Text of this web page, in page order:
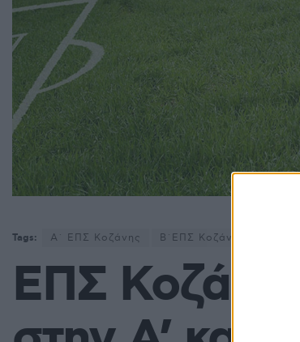
Tags: Α΄ ΕΠΣ Κοζάνης Β΄ΕΠΣ Κοζάνης ΕΠΣ
ΕΠΣ